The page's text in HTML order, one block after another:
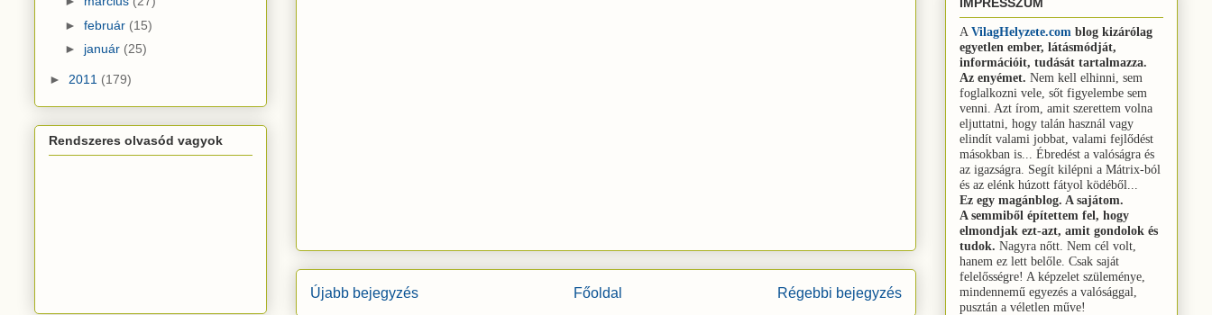
Újabb bejegyzés Régebbi bejegyzés
Főoldal
► február (15)
► január (25)
► 2011 (179)
Rendszeres olvasód vagyok
A VilagHelyzete.com blog kizárólag
egyetlen ember, látásmódját,
információit, tudását tartalmazza.
Az enyémet. Nem kell elhinni, sem
foglalkozni vele, sőt figyelembe sem
venni. Azt írom, amit szerettem volna
eljuttatni, hogy talán használ vagy
elindít valami jobbat, valami fejlődést
másokban is... Ébredést a valóságra és
az igazságra. Segít kilépni a Mátrix-ból
és az elénk húzott fátyol ködéből...
Ez egy magánblog. A sajátom.
A semmiből építettem fel, hogy
elmondjak ezt-azt, amit gondolok és
tudok. Nagyra nőtt. Nem cél volt,
hanem ez lett belőle. Csak saját
felelősségre! A képzelet szüleménye,
mindennemű egyezés a valósággal,
pusztán a véletlen műve!